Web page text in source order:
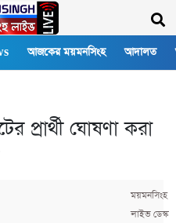
আজকের ময়মনসিংহ আদালত
প্রার্থী ঘোষণা করা
ময়মনসিংহ
লাইভ ডেস্ক